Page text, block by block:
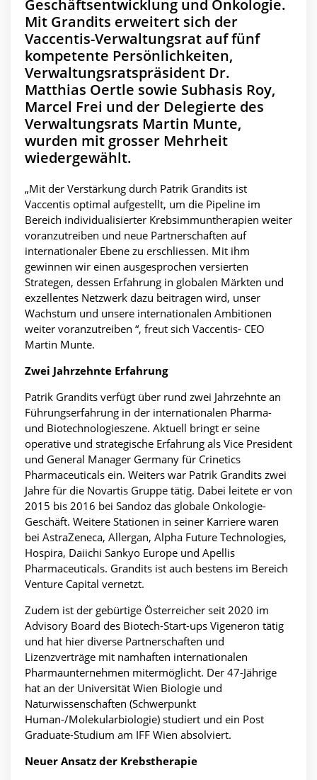
Geschäftsentwicklung und Onkologie.
Mit Grandits erweitert sich der
Vaccentis-Verwaltungsrat auf fünf
kompetente Persönlichkeiten,
Verwaltungsratspräsident Dr.
Matthias Oertle sowie Subhasis Roy,
Marcel Frei und der Delegierte des
Verwaltungsrats Martin Munte,
wurden mit grosser Mehrheit
wiedergewählt.
„Mit der Verstärkung durch Patrik Grandits ist
Vaccentis optimal aufgestellt, um die Pipeline im
Bereich individualisierter Krebsimmuntherapien weiter
voranzutreiben und neue Partnerschaften auf
internationaler Ebene zu erschliessen. Mit ihm
gewinnen wir einen ausgesprochen versierten
Strategen, dessen Erfahrung in globalen Märkten und
exzellentes Netzwerk dazu beitragen wird, unser
Wachstum und unsere internationalen Ambitionen
weiter voranzutreiben “, freut sich Vaccentis- CEO
Martin Munte.
Zwei Jahrzehnte Erfahrung
Patrik Grandits verfügt über rund zwei Jahrzehnte an
Führungserfahrung in der internationalen Pharma-
und Biotechnologieszene. Aktuell bringt er seine
operative und strategische Erfahrung als Vice President
und General Manager Germany für Crinetics
Pharmaceuticals ein. Weiters war Patrik Grandits zwei
Jahre für die Novartis Gruppe tätig. Dabei leitete er von
2015 bis 2016 bei Sandoz das globale Onkologie-
Geschäft. Weitere Stationen in seiner Karriere waren
bei AstraZeneca, Allergan, Alpha Future Technologies,
Hospira, Daiichi Sankyo Europe und Apellis
Pharmaceuticals. Grandits ist auch bestens im Bereich
Venture Capital vernetzt.
Zudem ist der gebürtige Österreicher seit 2020 im
Advisory Board des Biotech-Start-ups Vigeneron tätig
und hat hier diverse Partnerschaften und
Lizenzverträge mit namhaften internationalen
Pharmaunternehmen mitermöglicht. Der 47-Jährige
hat an der Universität Wien Biologie und
Naturwissenschaften (Schwerpunkt
Human-/Molekularbiologie) studiert und ein Post
Graduate-Studium am IFF Wien absolviert.
Neuer Ansatz der Krebstherapie